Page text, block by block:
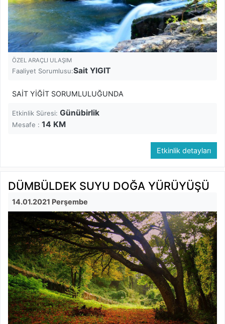
ÖZEL ARAÇLI ULAŞIM
Faaliyet Sorumlusu:Sait YIGIT
SAİT YİĞİT SORUMLULUĞUNDA
Etkinlik Süresi: Günübirlik
Mesafe : 14 KM
Etkinlik detayları
DÜMBÜLDEK SUYU DOĞA YÜRÜYÜŞÜ
14.01.2021 Perşembe